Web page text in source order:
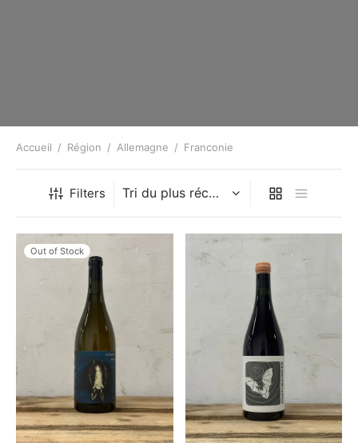
Accueil / Région / Allemagne / Franconie
Filters
Out of Stock